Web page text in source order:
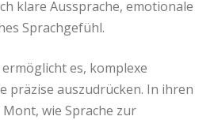
klare Aussprache, emotionale
Sprachgefühl.
es, komplexe
präzise auszudrücken. In ihren
wie Sprache zur